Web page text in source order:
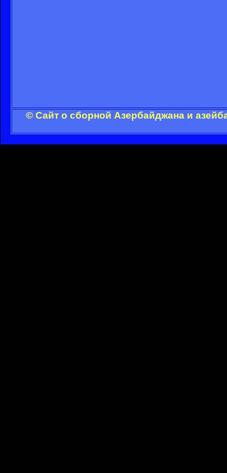
© Сайт о сборной Азербайджана и